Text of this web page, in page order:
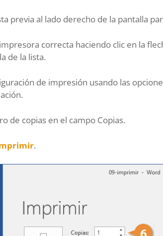
previa al lado derecho de la pantalla
correcta haciendo clic en la
de la lista.
de impresión usando las
de copias en el campo Copias.
.